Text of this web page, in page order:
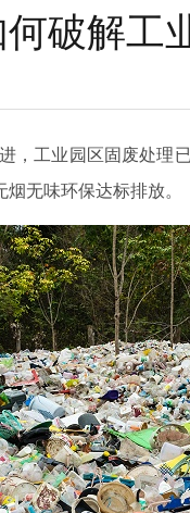
破解工
，工业园区固废处理
无味环保达标排放。